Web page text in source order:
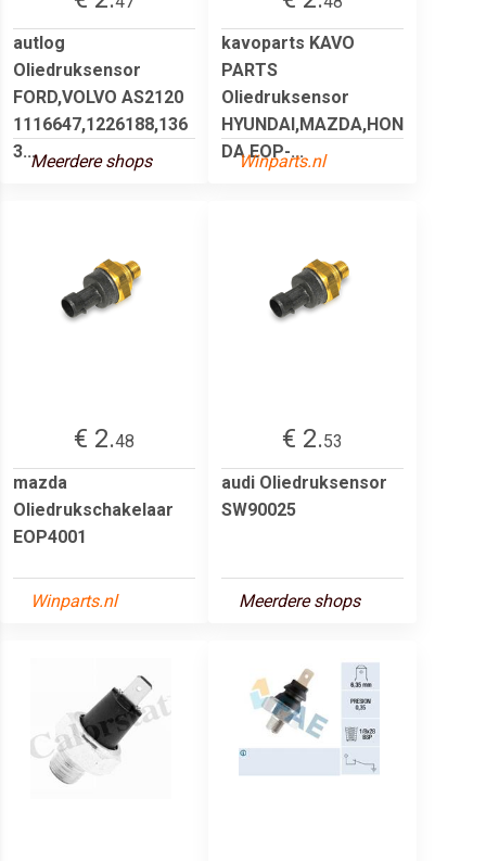
autlog
Oliedruksensor
FORD,VOLVO AS2120
1116647,1226188,136
3...Meerdere shops
kavoparts KAVO
PARTS
Oliedruksensor
HYUNDAI,MAZDA,HON
DA EOP-...
Winparts.nl
€ 2.48
mazda
Oliedrukschakelaar
EOP4001
Winparts.nl
€ 2.53
audi Oliedruksensor
SW90025
Meerdere shops